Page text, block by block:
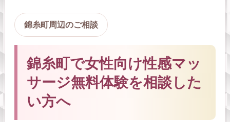
錦糸町周辺のご相談
錦糸町で女性向け性感マッ
サージ無料体験を相談した
い方へ